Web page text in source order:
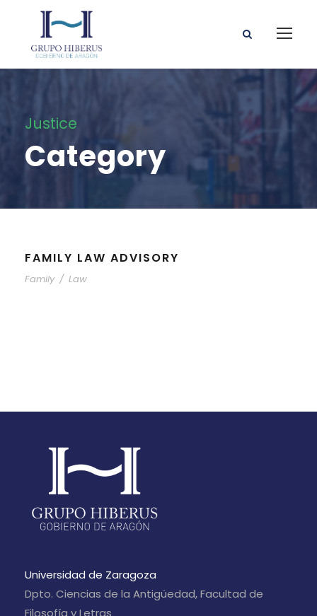
Justice
Category
FAMILY LAW ADVISORY
Family / Law
Universidad de Zaragoza
Dpto. Ciencias de la Antigüedad, Facultad de
Filosofía y Letras